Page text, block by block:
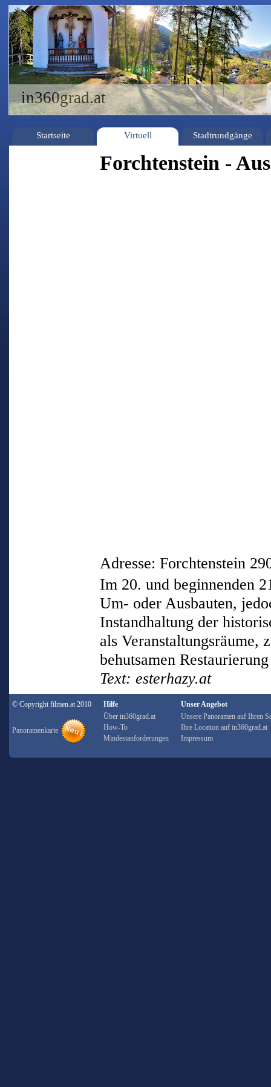
in360grad.at
Startseite Virtuell Stadtrundgänge
Forchtenstein -
Adresse: Forchtenstein
Im 20. und beginnenden
Um- oder Ausbauten,
Instandhaltung der
als Veranstaltungsräume,
behutsamen
Text: esterhazy.at
© Copyright filmen.at 2010
Panoramenkarte
Hilfe
Über in360grad.at
How-To
Mindestanforderungen
Unser Angebot
Unsere Panoramen auf Ihren
Ihre Location auf in360grad.at
Impressum